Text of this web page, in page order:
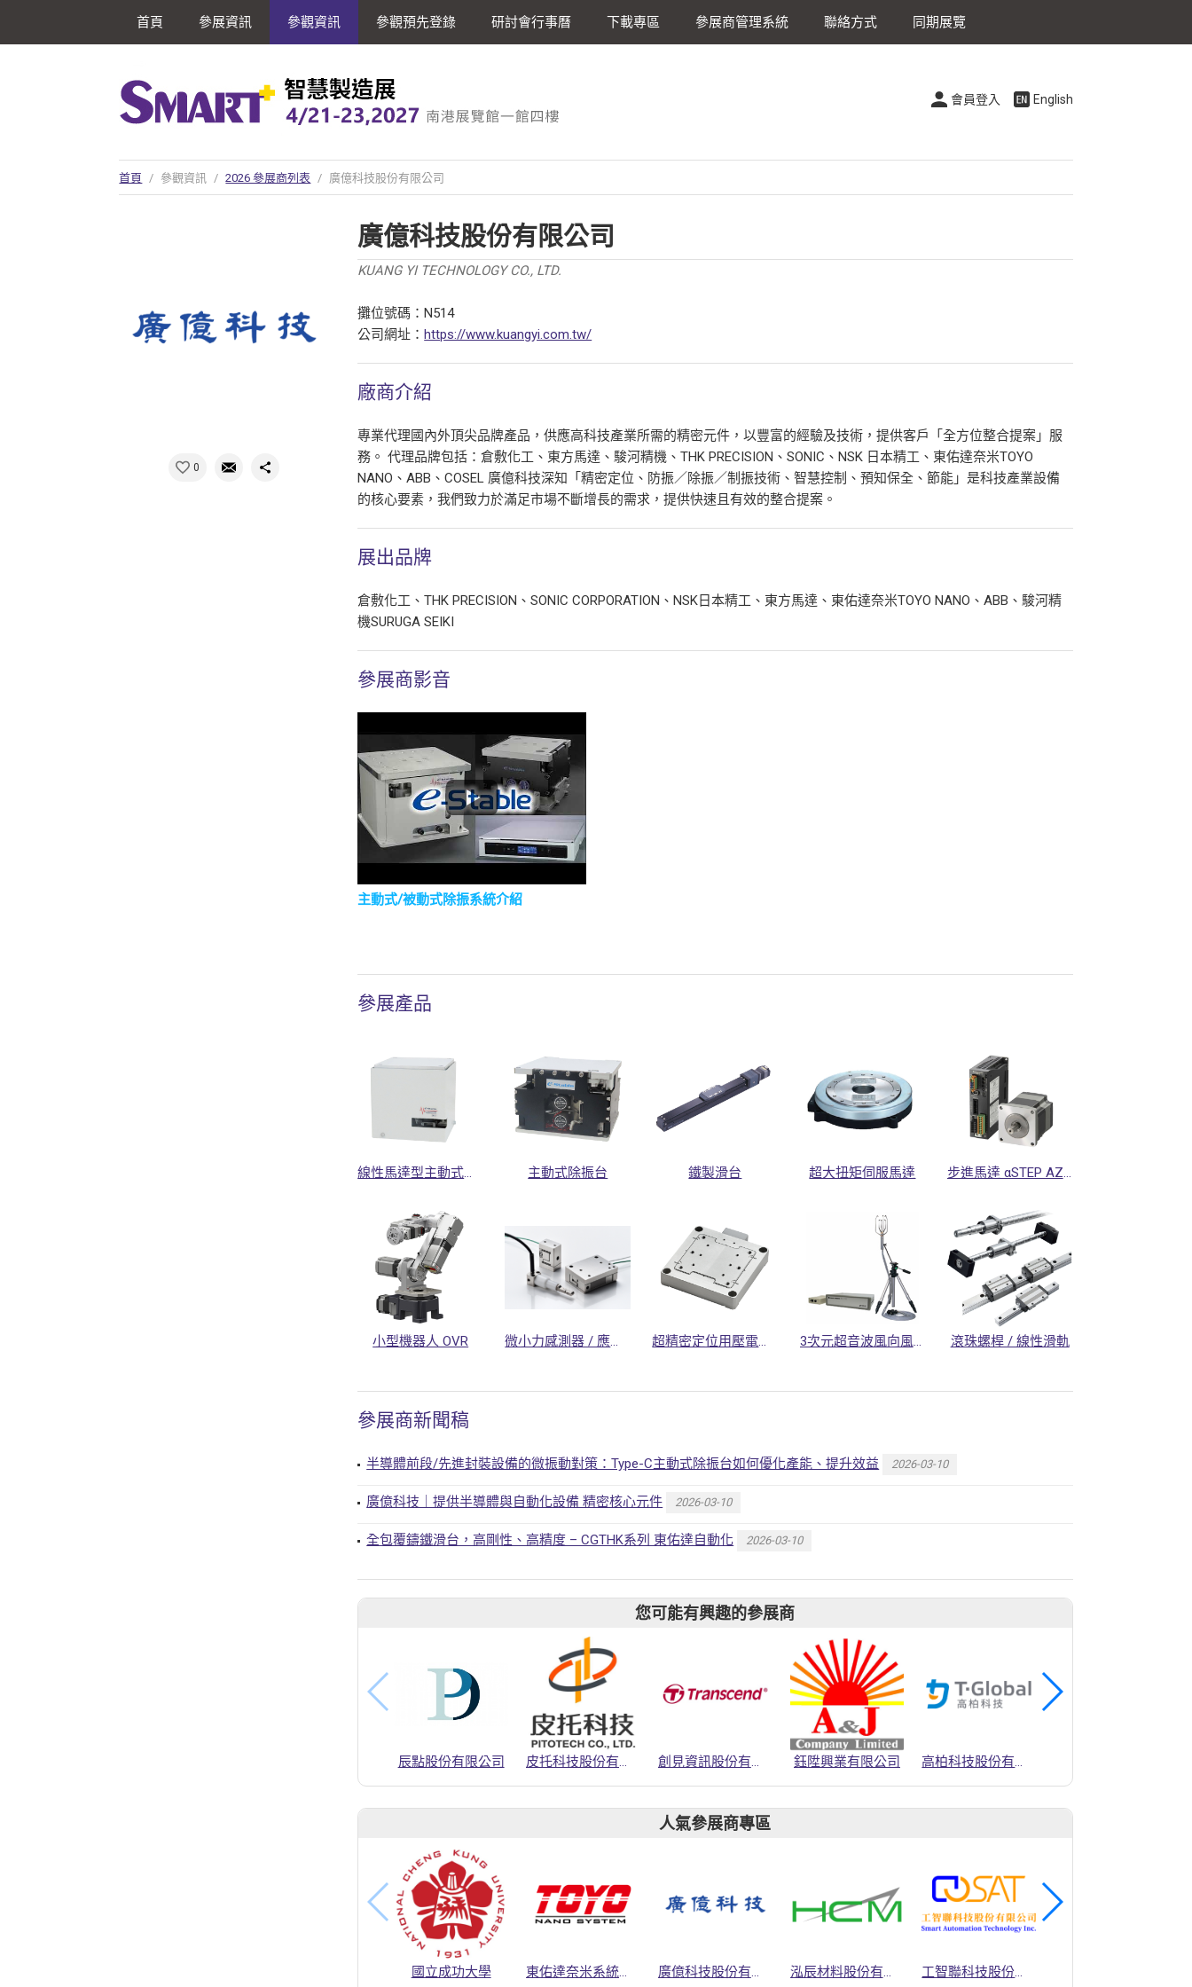
首頁 參展資訊 參觀資訊 參觀預先登錄 研討會行事曆 下載專區 參展商管理系統 聯絡方式 同期展覽
會員登入 English
首頁 / 參觀資訊 / 2026 參展商列表 / 廣億科技股份有限公司
0
廣億科技股份有限公司
KUANG YI TECHNOLOGY CO., LTD.
攤位號碼：N514
公司網址：https://www.kuangyi.com.tw/
廠商介紹
專業代理國內外頂尖品牌產品，供應高科技產業所需的精密元件，以豐富的經驗及技術，提供客戶「全方位整合提案」服
務。 代理品牌包括：倉敷化工、東方馬達、駿河精機、THK PRECISION、SONIC、NSK 日本精工、東佑達奈米TOYO
NANO、ABB、COSEL 廣億科技深知「精密定位、防振／除振／制振技術、智慧控制、預知保全、節能」是科技產業設備
的核心要素，我們致力於滿足市場不斷增長的需求，提供快速且有效的整合提案。
展出品牌
倉敷化工、THK PRECISION、SONIC CORPORATION、NSK日本精工、東方馬達、東佑達奈米TOYO NANO、ABB、駿河精
機SURUGA SEIKI
參展商影音
主動式/被動式除振系統介紹
參展產品
線性馬達型主動式除振台 主動式除振台 鐵製滑台 超大扭矩伺服馬達 步進馬達 αSTEP AZ系列
小型機器人 OVR 微小力感測器 / 應力感測器 超精密定位用壓電滑台 3次元超音波風向風速計 滾珠螺桿 / 線性滑軌
參展商新聞稿
半導體前段/先進封裝設備的微振動對策：Type-C主動式除振台如何優化產能、提升效益 2026-03-10
廣億科技｜提供半導體與自動化設備 精密核心元件 2026-03-10
全包覆鑄鐵滑台，高剛性、高精度 – CGTHK系列 東佑達自動化 2026-03-10
您可能有興趣的參展商
辰點股份有限公司 皮托科技股份有限公司 創見資訊股份有限公司 鈺陞興業有限公司 高柏科技股份有限公司
人氣參展商專區
國立成功大學